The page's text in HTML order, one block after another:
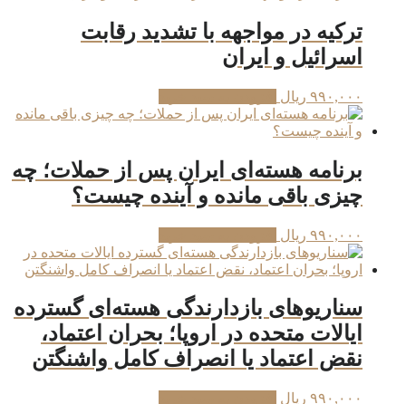
ترکیه در مواجهه با تشدید رقابت
اسرائیل و ایران
۹۹۰,۰۰۰ ریال
برنامه هسته‌ای ایران پس از حملات؛ چه
چیزی باقی مانده و آینده چیست؟
۹۹۰,۰۰۰ ریال
سناریوهای بازدارندگی هسته‌ای گسترده
ایالات متحده در اروپا؛ بحران اعتماد،
نقض اعتماد یا انصراف کامل واشنگتن
۹۹۰,۰۰۰ ریال